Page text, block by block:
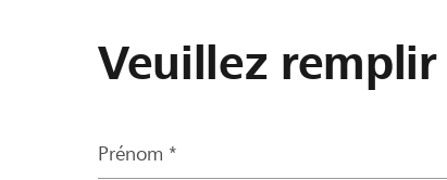
Veuillez
Prénom *